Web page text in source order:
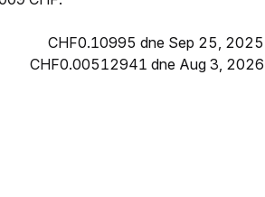
CHF0.10995 dne Sep 25, 2025
CHF0.00512941 dne Aug 3, 2026